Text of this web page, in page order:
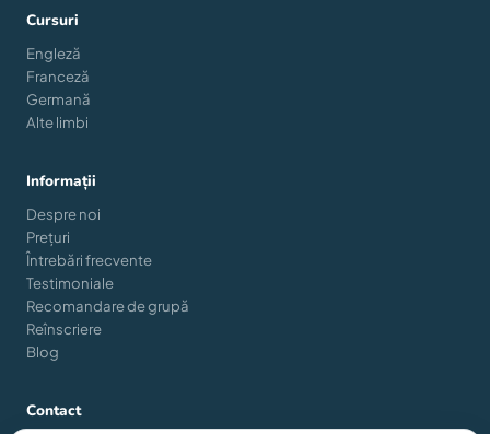
Cursuri
Engleză
Franceză
Germană
Alte limbi
Informații
Despre noi
Prețuri
Întrebări frecvente
Testimoniale
Recomandare de grupă
Reînscriere
Blog
Contact